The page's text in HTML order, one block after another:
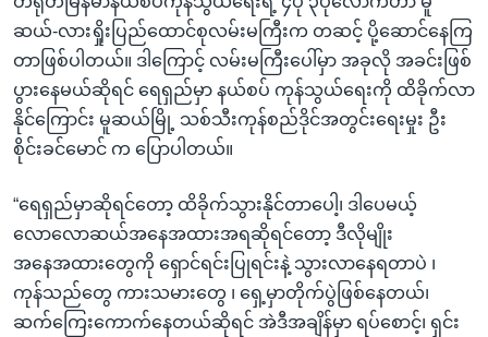
ဆယ်-လားရှိုးပြည်ထောင်စုလမ်းမကြီးက တဆင့် ပို့ဆောင်နေကြ
တာဖြစ်ပါတယ်။ ဒါကြောင့် လမ်းမကြီးပေါ်မှာ အခုလို အခင်းဖြစ်
ပွားနေမယ်ဆိုရင် ရေရှည်မှာ နယ်စပ် ကုန်သွယ်ရေးကို ထိခိုက်လာ
နိုင်ကြောင်း မူဆယ်မြို့ သစ်သီးကုန်စည်ဒိုင်အတွင်းရေးမှုး ဦး
စိုင်းခင်မောင် က ပြောပါတယ်။
“ရေရှည်မှာဆိုရင်တော့ ထိခိုက်သွားနိုင်တာပေါ့၊ ဒါပေမယ့်
လောလောဆယ်အနေအထားအရဆိုရင်တော့ ဒီလိုမျိုး
အနေအထားတွေကို ရှောင်ရင်းပြုရင်းနဲ့ သွားလာနေရတာပဲ ၊
ကုန်သည်တွေ ကားသမားတွေ ၊ ရှေ့မှာတိုက်ပွဲဖြစ်နေတယ်၊
ဆက်ကြေးကောက်နေတယ်ဆိုရင် အဲဒီအချိန်မှာ ရပ်စောင့်၊ ရှင်း